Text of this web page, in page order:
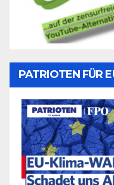
PATRIOTEN FÜR